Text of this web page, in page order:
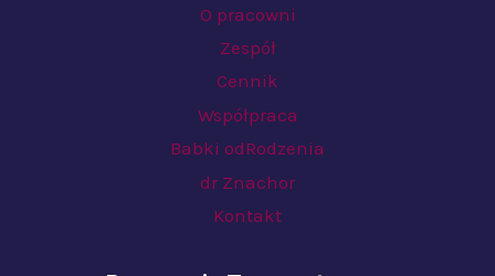
O pracowni
Zespół
Cennik
Współpraca
Babki odRodzenia
dr Znachor
Kontakt